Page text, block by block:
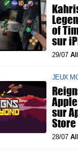
of
sur
29/07
JEUX
sur
Store
28/07